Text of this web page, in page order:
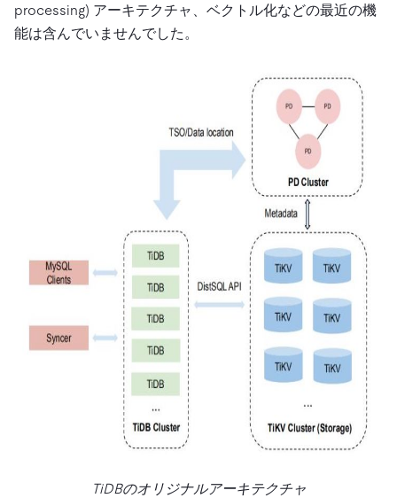
processing) アーキテクチャ、ベクトル化などの最近の機
能は含んでいませんでした。
TiDBのオリジナルアーキテクチャ